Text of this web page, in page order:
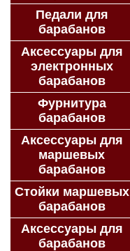
Педали для
барабанов
Аксессуары для
электронных
барабанов
Фурнитура
барабанов
Аксессуары для
маршевых
барабанов
Стойки маршевых
барабанов
Аксессуары для
барабанов